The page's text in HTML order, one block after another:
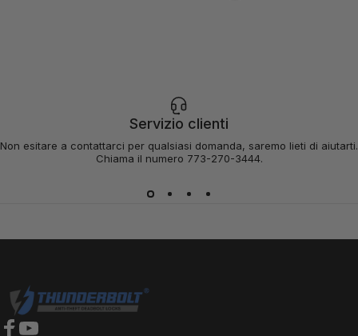
Servizio clienti
Non esitare a contattarci per qualsiasi domanda, saremo lieti di aiutarti.
Chiama il numero 773-270-3444.
Serrature Thunderbolt